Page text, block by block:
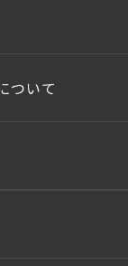
ついて